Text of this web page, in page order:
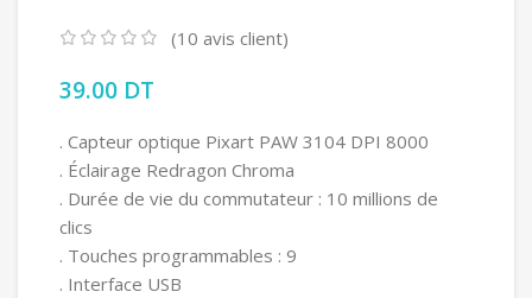
(10 avis client)
39.00 DT
. Capteur optique Pixart PAW 3104 DPI 8000
. Éclairage Redragon Chroma
. Durée de vie du commutateur : 10 millions de
clics
. Touches programmables : 9
. Interface USB